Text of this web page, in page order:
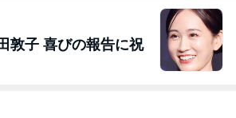
敦子 喜びの報告に祝